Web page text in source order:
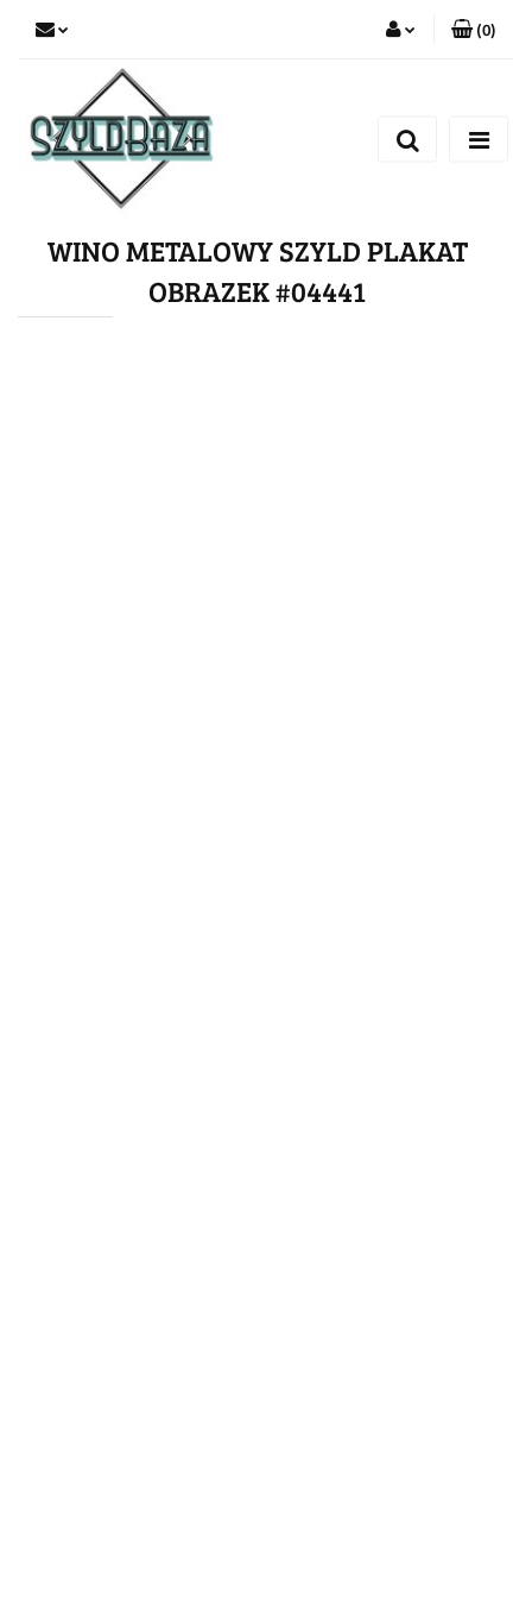
Zarejestruj się
(0)
WINO METALOWY SZYLD PLAKAT
OBRAZEK #04441